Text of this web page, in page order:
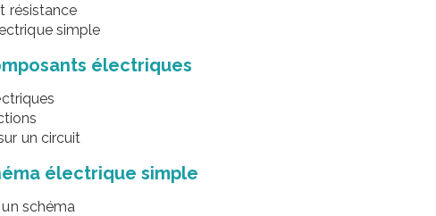
résistance
simple
électriques
un circuit
électrique simple
schéma